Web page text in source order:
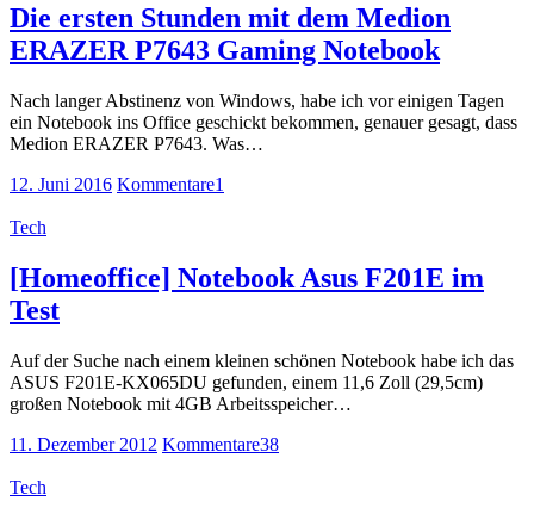
Die ersten Stunden mit dem Medion
ERAZER P7643 Gaming Notebook
Nach langer Abstinenz von Windows, habe ich vor einigen Tagen
ein Notebook ins Office geschickt bekommen, genauer gesagt, dass
Medion ERAZER P7643. Was…
12. Juni 2016 Kommentare1
Tech
[Homeoffice] Notebook Asus F201E im
Test
Auf der Suche nach einem kleinen schönen Notebook habe ich das
ASUS F201E-KX065DU gefunden, einem 11,6 Zoll (29,5cm)
großen Notebook mit 4GB Arbeitsspeicher…
11. Dezember 2012 Kommentare38
Tech